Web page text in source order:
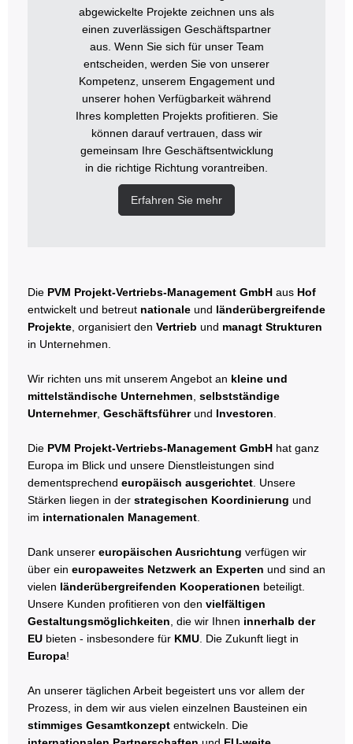
abgewickelte Projekte zeichnen uns als
einen zuverlässigen Geschäftspartner
aus. Wenn Sie sich für unser Team
entscheiden, werden Sie von unserer
Kompetenz, unserem Engagement und
unserer hohen Verfügbarkeit während
Ihres kompletten Projekts profitieren. Sie
können darauf vertrauen, dass wir
gemeinsam Ihre Geschäftsentwicklung
in die richtige Richtung vorantreiben.
Erfahren Sie mehr
Die PVM Projekt-Vertriebs-Management GmbH aus Hof
entwickelt und betreut nationale und länderübergreifende
Projekte , organisiert den Vertrieb und managt Strukturen
in Unternehmen.
Wir richten uns mit unserem Angebot an kleine und
mittelständische Unternehmen selbstständige
Unternehmer, Geschäftsführerund Investoren
Die PVM Projekt-Vertriebs-Management GmbH hat ganz
Europa im Blick und unsere Dienstleistungen sind
dementsprechend europäisch ausgerichtet . Unsere
Stärken liegen in der strategischen Koordinierung und
im internationalen Management
Dank unserer europäischen Ausrichtung verfügen wir
über ein europaweites Netzwerk an Experten und sind an
vielen länderübergreifenden Kooperationen beteiligt.
Unsere Kunden profitieren von den vielfältigen
Gestaltungsmöglichkeiten , die wir Ihnen innerhalb der
EU bieten - insbesondere für KMU . Die Zukunft liegt in
Europa!
An unserer täglichen Arbeit begeistert uns vor allem der
Prozess, in dem wir aus vielen einzelnen Bausteinen ein
stimmiges Gesamtkonzept entwickeln. Die